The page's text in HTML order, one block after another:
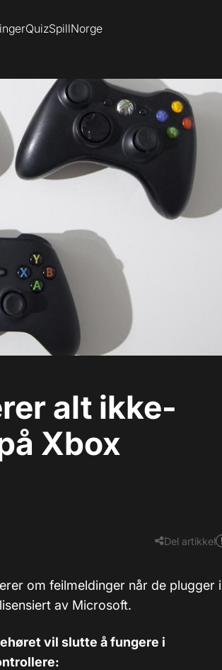
QuizSpillNorge
alt ikke-
Xbox
Del artikkel
om feilmeldinger når de plugger i
av Microsoft.
vil slutte å fungere i